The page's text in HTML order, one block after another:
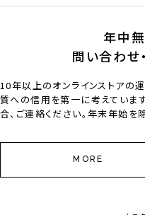
年中
問い合わせ
10年以上のオンラインストアの
質への信用を第一に考えていま
合、ご連絡ください。年末年始を
MORE